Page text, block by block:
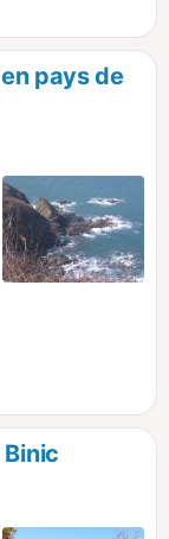
richesse
ce
de la cité
la Villapays de